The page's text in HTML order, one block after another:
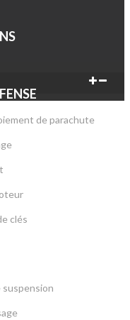
de parachute
clés
suspension